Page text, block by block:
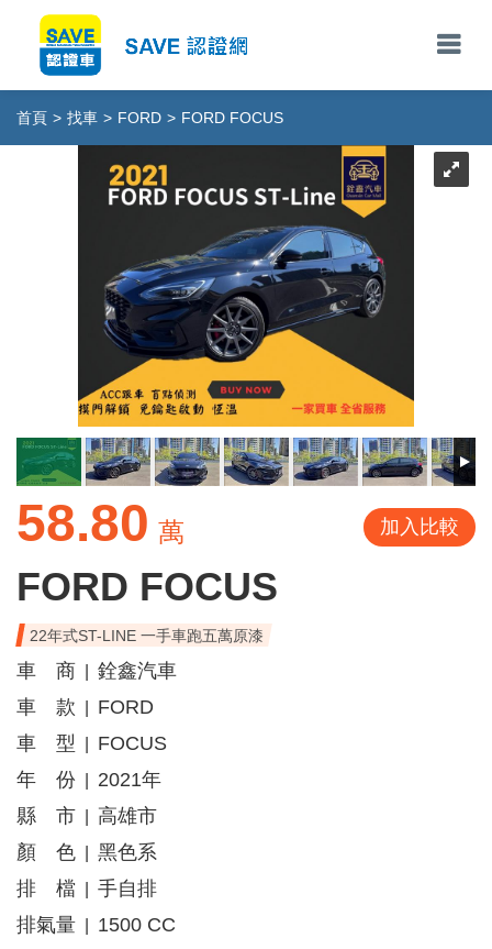
首頁 > 找車 > FORD > FORD FOCUS
58.80 萬 加入比較
FORD FOCUS
22年式ST-LINE 一手車跑五萬原漆
車 商
銓鑫汽車
車 款
FORD
車 型
FOCUS
年 份
2021年
縣 市
高雄市
顏 色
黑色系
排 檔
手自排
排氣量
1500 CC